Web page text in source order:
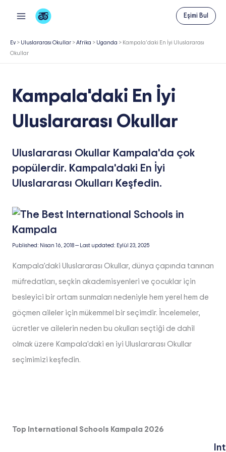
Eşimi Bul
Ev > Uluslararası Okullar >Afrika > Uganda > Kampala'daki En İyi Uluslararası
Okullar
Kampala'daki En İyi
Uluslararası Okullar
Uluslararası Okullar Kampala'da çok
popülerdir. Kampala'daki En İyi
Uluslararası Okulları Keşfedin.
Published: Nisan 16, 2018— Last updated: Eylül 23, 2025
Kampala'daki Uluslararası Okullar, dünya çapında tanınan
müfredatları, seçkin akademisyenleri ve çocuklar için
besleyici bir ortam sunmaları nedeniyle hem yerel hem de
göçmen aileler için mükemmel bir seçimdir. İncelemeler,
ücretler ve ailelerin neden bu okulları seçtiği de dahil
olmak üzere Kampala'daki en iyi Uluslararası Okullar
seçimimizi keşfedin.
Top International Schools Kampala 2026